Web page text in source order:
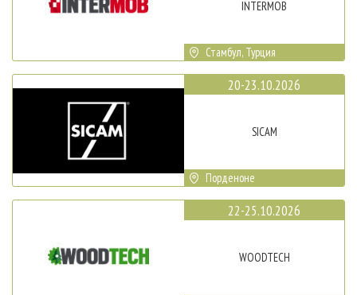
INTERMOB
Стамбул, Турция
20-23.10.2026
SICAM
Порденоне
22-25.10.2026
WOODTECH